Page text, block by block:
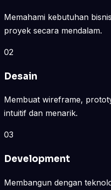
Memahami kebutuhan
proyek secara mendalam.
02
Desain
Membuat wireframe,
intuitif dan menarik.
03
Development
Membangun dengan